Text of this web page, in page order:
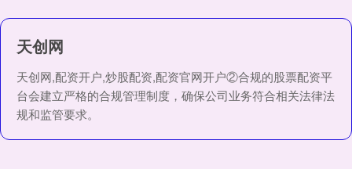
天创网
天创网,配资开户,炒股配资,配资官网开户②合规的股票配资平
台会建立严格的合规管理制度，确保公司业务符合相关法律法
规和监管要求。